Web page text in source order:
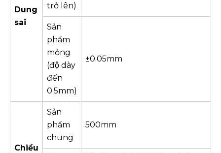
Dung
sai
trở lên)
Sản
phẩm
mỏng
(độ dày
đến
0.5mm)
±0.05mm
Chiều
Sản
phẩm
chung
500mm